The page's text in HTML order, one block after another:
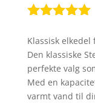
som 5ud
af 5
baseret på
kundebedøm
melser
Klassisk
Den klassiske
perfekte valg
Med en
varmt vand til